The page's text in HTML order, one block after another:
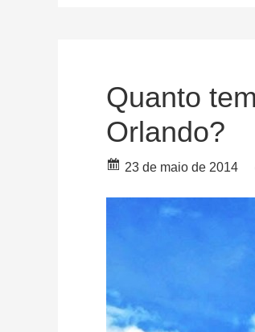
Quanto
Orlando?
23 de maio de 2014